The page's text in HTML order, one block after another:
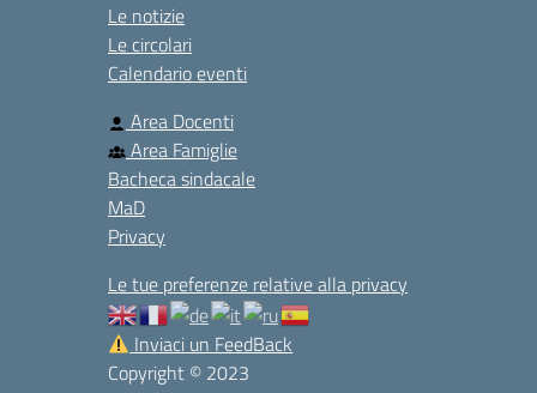
Le notizie
Le circolari
Calendario eventi
Area Docenti
Area Famiglie
Bacheca sindacale
MaD
Privacy
Le tue preferenze relative alla privacy
Inviaci un FeedBack
Copyright © 2023